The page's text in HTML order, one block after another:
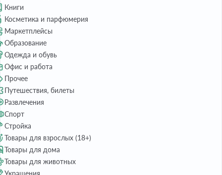
Книги
Косметика и парфюмерия
Маркетплейсы
Образование
Одежда и обувь
Офис и работа
Прочее
Путешествия, билеты
Развлечения
Спорт
Стройка
Товары для взрослых (18+)
Товары для дома
Товары для животных
Украшения